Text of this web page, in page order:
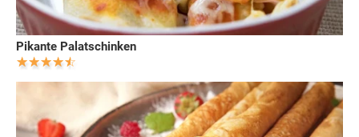
Pikante Palatschinken